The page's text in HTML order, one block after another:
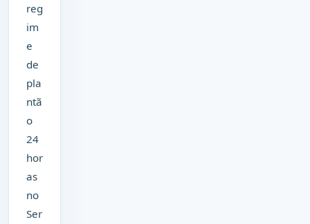
reg
im
e
de
pla
ntã
o
24
hor
as
no
Ser